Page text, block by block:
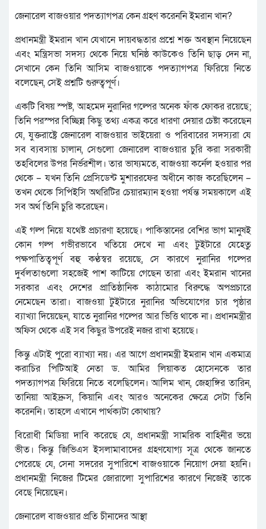
জেনারেল বাজওয়ার পদত্যাগপত্র কেন গ্রহণ করেননি ইমরান খান?
প্রধানমন্ত্রী ইমরান খান যেখানে দায়বদ্ধতার প্রশ্নে শক্ত অবস্থান নিয়েছেন
এবং মন্ত্রিসভা সদস্য থেকে নিয়ে ঘনিষ্ঠ কাউকেও তিনি ছাড় দেন না,
সেখানে কেন তিনি আসিম বাজওয়াকে পদত্যাগপত্র ফিরিয়ে নিতে
বলেছেন, সেই প্রশ্নটি গুরুত্বপূর্ণ।
একটি বিষয় স্পষ্ট, আহমেদ নুরানির গল্পের অনেক ফাঁক ফোকর রয়েছে;
তিনি পরস্পর বিচ্ছিন্ন কিছু তথ্য একত্র করে ধারণা দেয়ার চেষ্টা করেছেন
যে, যুক্তরাষ্ট্রে জেনারেল বাজওয়ার ভাইয়েরা ও পরিবারের সদস্যরা যে
সব ব্যবসায় চালান, সেগুলো জেনারেল বাজওয়ার চুরি করা সরকারী
তহবিলের উপর নির্ভরশীল। তার ভাষ্যমতে, বাজওয়া কর্নেল হওয়ার পর
থেকে – যখন তিনি প্রেসিডেন্ট মুশাররফের অধীনে কাজ করেছিলেন –
তখন থেকে সিপিইসি অথরিটির চেয়ারম্যান হওয়া পর্যন্ত সময়কালে এই
সব অর্থ তিনি চুরি করেছেন।
এই গল্প নিয়ে যথেষ্ট প্রচারণা হয়েছে। পাকিস্তানের বেশির ভাগ মানুষই
কোন গল্প গভীরভাবে খতিয়ে দেখে না এবং টুইটারে যেহেতু
পক্ষপাতিত্বপূর্ণ বহু কণ্ঠস্বর রয়েছে, সে কারণে নুরানির গল্পের
দুর্বলতাগুলো সহজেই পাশ কাটিয়ে গেছেন তারা এবং ইমরান খানের
সরকার এবং দেশের প্রাতিষ্ঠানিক কাঠামোর বিরুদ্ধে অপপ্রচারে
নেমেছেন তারা। বাজওয়া টুইটারে নুরানির অভিযোগের চার পৃষ্ঠার
ব্যাখ্যা দিয়েছেন, যাতে নুরানির গল্পের আর ভিত্তি থাকে না। প্রধানমন্ত্রীর
অফিস থেকে এই সব কিছুর উপরেই নজর রাখা হয়েছে।
কিন্তু এটাই পুরো ব্যাখ্যা নয়। এর আগে প্রধানমন্ত্রী ইমরান খান একমাত্র
করাচির পিটিআই নেতা ড. আমির লিয়াকত হোসেনকে তার
পদত্যাগপত্র ফিরিয়ে নিতে বলেছিলেন। আলিম খান, জেহাঙ্গির তারিন,
তানিয়া আইদ্রুস, কিয়ানি এবং আরও অনেকের ক্ষেত্রে সেটা তিনি
করেননি। তাহলে এখানে পার্থক্যটা কোথায়?
বিরোধী মিডিয়া দাবি করেছে যে, প্রধানমন্ত্রী সামরিক বাহিনীর ভয়ে
ভীত। কিন্তু জিভিএস ইসলামাবাদের গ্রহণযোগ্য সূত্র থেকে জানতে
পেরেছে যে, সেনা সদরের সুপারিশে বাজওয়াকে নিয়োগ দেয়া হয়নি।
প্রধানমন্ত্রী নিজের টিমের জোরালো সুপারিশের কারণে নিজেই তাকে
বেছে নিয়েছেন।
জেনারেল বাজওয়ার প্রতি চীনাদের আস্থা